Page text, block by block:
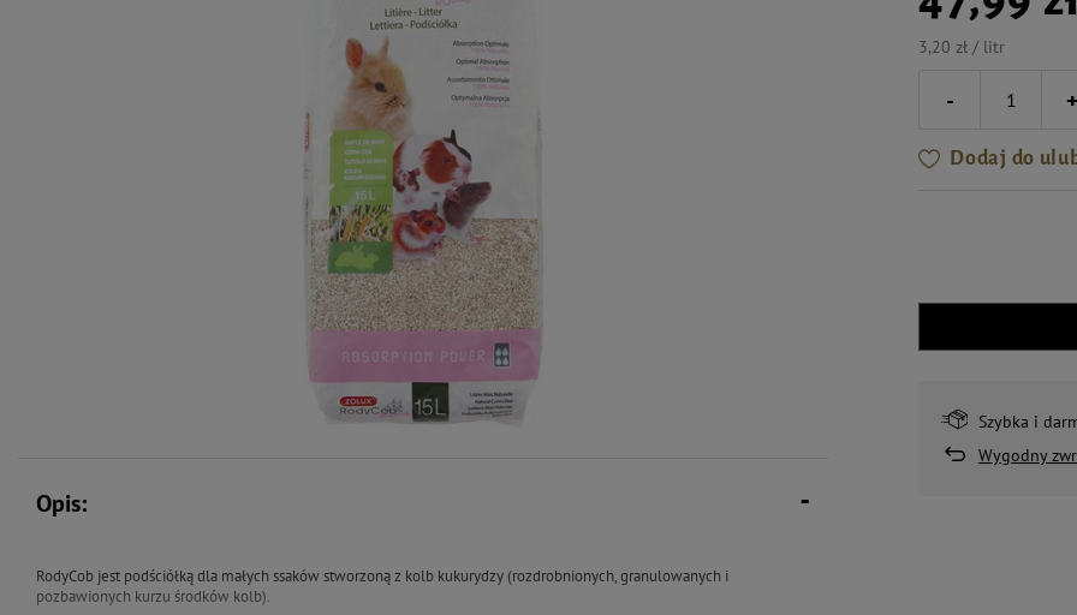
3,20 zł / litr
-
Dodaj do
Szybka i
Wygodny
Opis:
RodyCob jest podściółką dla małych ssaków stworzoną z kolb kukurydzy (rozdrobnionych, granulowanych i
pozbawionych kurzu środków kolb).